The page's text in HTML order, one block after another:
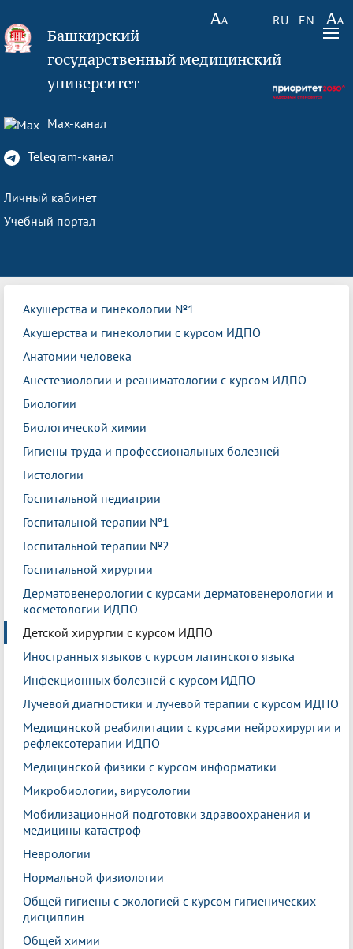
RU EN
Башкирский
государственный медицинский
университет
Max-канал
Telegram-канал
Личный кабинет
Учебный портал
Акушерства и гинекологии №1
Акушерства и гинекологии с курсом ИДПО
Анатомии человека
Анестезиологии и реаниматологии с курсом ИДПО
Биологии
Биологической химии
Гигиены труда и профессиональных болезней
Гистологии
Госпитальной педиатрии
Госпитальной терапии №1
Госпитальной терапии №2
Госпитальной хирургии
Дерматовенерологии с курсами дерматовенерологии и
косметологии ИДПО
Детской хирургии с курсом ИДПО
Иностранных языков с курсом латинского языка
Инфекционных болезней с курсом ИДПО
Лучевой диагностики и лучевой терапии с курсом ИДПО
Медицинской реабилитации с курсами нейрохирургии и
рефлексотерапии ИДПО
Медицинской физики с курсом информатики
Микробиологии, вирусологии
Мобилизационной подготовки здравоохранения и
медицины катастроф
Неврологии
Нормальной физиологии
Общей гигиены с экологией с курсом гигиенических
дисциплин
Общей химии